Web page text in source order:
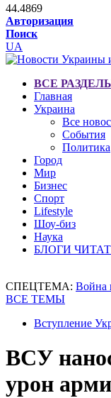
44.4869
Авторизация
Поиск
UA
ВСЕ
Главная
Украина
Все
События
Политика
Город
Мир
Бизнес
Спорт
Lifestyle
Шоу-биз
Наука
БЛОГИ
СПЕЦТЕМА: Война
ВСЕ ТЕМЫ
Вступление
ВСУ
урон